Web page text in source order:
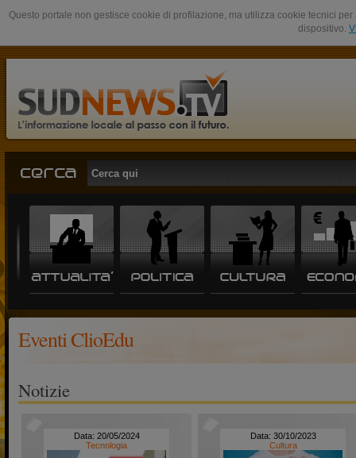
Questo portale non gestisce cookie di profilazione, ma utilizza cookie tecnici
dispositivo.
Eventi ClioEdu
Notizie
Data: 20/05/2024
Tecnologia
Data: 30/10/2023
Cultura